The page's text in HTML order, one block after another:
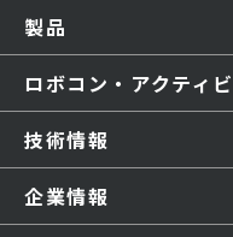
製品
ロボコン・アクティ
技術情報
企業情報